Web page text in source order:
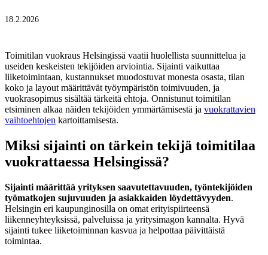
18.2.2026
Toimitilan vuokraus Helsingissä vaatii huolellista suunnittelua ja
useiden keskeisten tekijöiden arviointia. Sijainti vaikuttaa
liiketoimintaan, kustannukset muodostuvat monesta osasta, tilan
koko ja layout määrittävät työympäristön toimivuuden, ja
vuokrasopimus sisältää tärkeitä ehtoja. Onnistunut toimitilan
etsiminen alkaa näiden tekijöiden ymmärtämisestä ja vuokrattavien
vaihtoehtojen kartoittamisesta.
Miksi sijainti on tärkein tekijä toimitilaa
vuokrattaessa Helsingissä?
Sijainti määrittää yrityksen saavutettavuuden, työntekijöiden
työmatkojen sujuvuuden ja asiakkaiden löydettävyyden.
Helsingin eri kaupunginosilla on omat erityispiirteensä
liikenneyhteyksissä, palveluissa ja yritysimagon kannalta. Hyvä
sijainti tukee liiketoiminnan kasvua ja helpottaa päivittäistä
toimintaa.